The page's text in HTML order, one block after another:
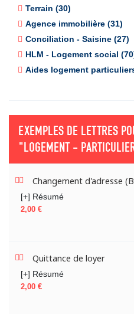
Terrain (30)
Agence immobilière (31)
Conciliation - Saisine (27)
HLM - Logement social
Aides logement
EXEMPLES DE LETTRES
"LOGEMENT -
Changement d'adresse
[+] Résumé
Prix
2,00 €
Quittance de loyer
[+] Résumé
Prix
2,00 €